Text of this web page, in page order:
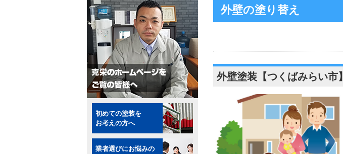
外壁の塗り替え
外壁塗装【つくばみらい市】
初めての塗装を
お考えの方へ
業者選びにお悩みの